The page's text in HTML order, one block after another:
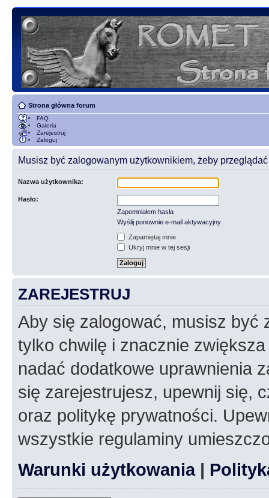
Strona główna forum
FAQ
Galeria
Zarejestruj
Zaloguj
Musisz być zalogowanym użytkownikiem, żeby przeglądać
Nazwa użytkownika:
Hasło:
Zapomniałem hasła
Wyślij ponownie e-mail aktywacyjny
Zapamiętaj mnie
Ukryj mnie w tej sesji
ZAREJESTRUJ
Aby się zalogować, musisz być
tylko chwilę i znacznie
nadać dodatkowe uprawnienia
się zarejestrujesz, upewnij się,
oraz politykę prywatności.
wszystkie regulaminy
Warunki użytkowania|